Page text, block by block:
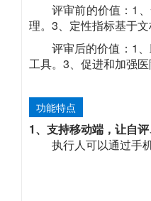
评审前的价值：1
理。3、定性指标基于
评审后的价值：1
工具。3、促进和加强
功能特点
1、支持移动端，让自
执行人可以通过手